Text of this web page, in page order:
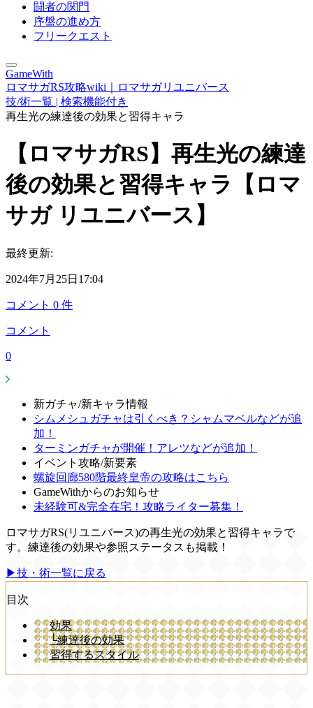
闘者の関門
序盤の進め方
フリークエスト
GameWith
ロマサガRS攻略wiki｜ロマサガリユニバース
技/術一覧 | 検索機能付き
再生光の練達後の効果と習得キャラ
【ロマサガRS】再生光の練達
後の効果と習得キャラ【ロマ
サガ リユニバース】
最終更新:
2024年7月25日17:04
コメント 0 件
コメント
0
新ガチャ/新キャラ情報
シムメシュガチャは引くべき？シャムマベルなどが追
加！
ターミンガチャが開催！アレツなどが追加！
イベント攻略/新要素
螺旋回廊580階最終皇帝の攻略はこちら
GameWithからのお知らせ
未経験可&完全在宅！攻略ライター募集！
ロマサガRS(リユニバース)の再生光の効果と習得キャラで
す。練達後の効果や参照ステータスも掲載！
▶技・術一覧に戻る
目次
効果
└練達後の効果
習得するスタイル